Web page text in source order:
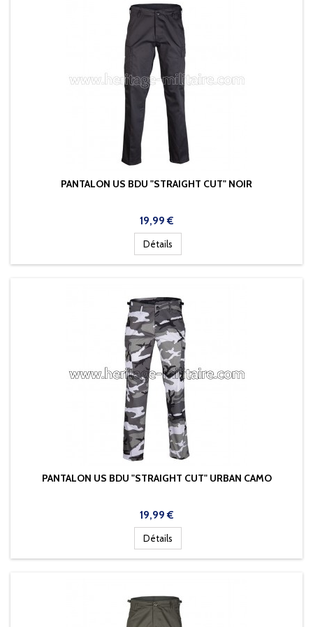
PANTALON US BDU "STRAIGHT CUT" NOIR
Prix
19,99 €
Détails
PANTALON US BDU "STRAIGHT CUT" URBAN CAMO
Prix
19,99 €
Détails